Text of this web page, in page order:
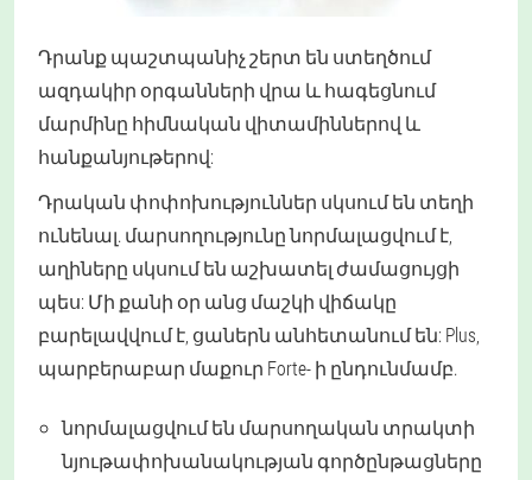
Դրանք պաշտպանիչ շերտ են ստեղծում
ազդակիր օրգանների վրա և հագեցնում
մարմինը հիմնական վիտամիններով և
հանքանյութերով:
Դրական փոփոխություններ սկսում են տեղի
ունենալ. մարսողությունը նորմալացվում է,
աղիները սկսում են աշխատել ժամացույցի
պես: Մի քանի օր անց մաշկի վիճակը
բարելավվում է, ցաներն անհետանում են: Plus,
պարբերաբար մաքուր Forte- ի ընդունմամբ.
նորմալացվում են մարսողական տրակտի
նյութափոխանակության գործընթացները